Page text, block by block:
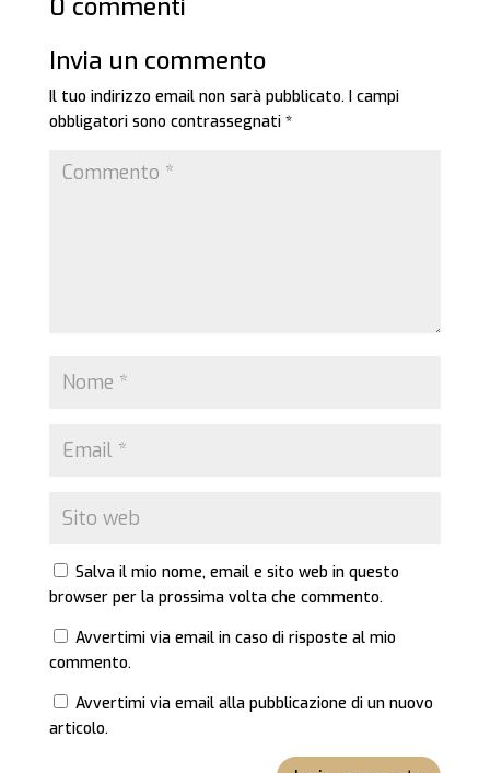
0 commenti
Invia un commento
Il tuo indirizzo email non sarà pubblicato. I campi
obbligatori sono contrassegnati *
Salva il mio nome, email e sito web in questo
browser per la prossima volta che commento.
Avvertimi via email in caso di risposte al mio
commento.
Avvertimi via email alla pubblicazione di un nuovo
articolo.